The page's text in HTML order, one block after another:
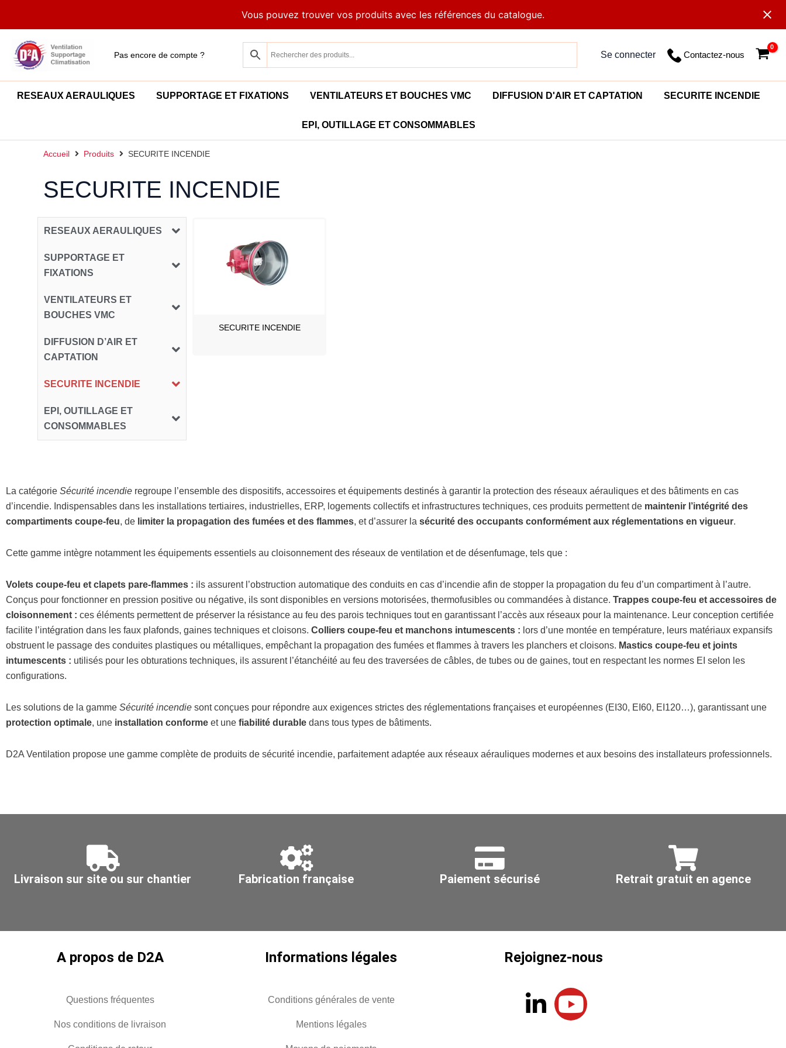
Vous pouvez trouver vos produits avec les références du catalogue.
Pas encore de compte ? Se connecter Contactez-nous
RESEAUX AERAULIQUES SUPPORTAGE ET FIXATIONS VENTILATEURS ET BOUCHES VMC DIFFUSION D'AIR ET CAPTATION SECURITE INCENDIE
EPI, OUTILLAGE ET CONSOMMABLES
Accueil Produits SECURITE INCENDIE
SECURITE INCENDIE
RESEAUX AERAULIQUES
SUPPORTAGE ET
FIXATIONS
VENTILATEURS ET
BOUCHES VMC
DIFFUSION D’AIR ET
CAPTATION
SECURITE INCENDIE
EPI, OUTILLAGE ET
CONSOMMABLES
SECURITE INCENDIE
La catégorie Sécurité incendie regroupe l’ensemble des dispositifs, accessoires et équipements destinés à garantir la protection des réseaux aérauliques et des bâtiments en cas
d’incendie. Indispensables dans les installations tertiaires, industrielles, ERP, logements collectifs et infrastructures techniques, ces produits permettent de maintenir l’intégrité des
compartiments coupe‑feu, de limiter la propagation des fumées et des flammes, et d’assurer la sécurité des occupants conformément aux réglementations en vigueur.
Cette gamme intègre notamment les équipements essentiels au cloisonnement des réseaux de ventilation et de désenfumage, tels que :
Volets coupe‑feu et clapets pare‑flammes : ils assurent l’obstruction automatique des conduits en cas d’incendie afin de stopper la propagation du feu d’un compartiment à l’autre.
Conçus pour fonctionner en pression positive ou négative, ils sont disponibles en versions motorisées, thermofusibles ou commandées à distance. Trappes coupe‑feu et accessoires de
cloisonnement : ces éléments permettent de préserver la résistance au feu des parois techniques tout en garantissant l’accès aux réseaux pour la maintenance. Leur conception certifiée
facilite l’intégration dans les faux plafonds, gaines techniques et cloisons. Colliers coupe‑feu et manchons intumescents : lors d’une montée en température, leurs matériaux expansifs
obstruent le passage des conduites plastiques ou métalliques, empêchant la propagation des fumées et flammes à travers les planchers et cloisons. Mastics coupe‑feu et joints
intumescents : utilisés pour les obturations techniques, ils assurent l’étanchéité au feu des traversées de câbles, de tubes ou de gaines, tout en respectant les normes EI selon les
configurations.
Les solutions de la gamme Sécurité incendie sont conçues pour répondre aux exigences strictes des réglementations françaises et européennes (EI30, EI60, EI120…), garantissant une
protection optimale, une installation conforme et une fiabilité durable dans tous types de bâtiments.
D2A Ventilation propose une gamme complète de produits de sécurité incendie, parfaitement adaptée aux réseaux aérauliques modernes et aux besoins des installateurs professionnels.
Livraison sur site ou sur chantier Fabrication française Paiement sécurisé Retrait gratuit en agence
A propos de D2A
Questions fréquentes
Nos conditions de livraison
Informations légales
Conditions générales de vente
Mentions légales
Rejoignez-nous
L
Y
o